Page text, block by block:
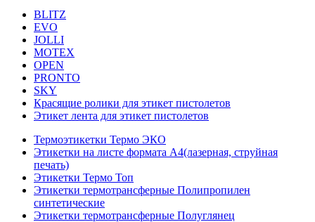
BLITZ
EVO
JOLLI
MOTEX
OPEN
PRONTO
SKY
Красящие ролики для этикет пистолетов
Этикет лента для этикет пистолетов
Термоэтикетки Термо ЭКО
Этикетки на листе формата А4(лазерная, струйная
печать)
Этикетки Термо Топ
Этикетки термотрансферные Полипропилен
синтетические
Этикетки термотрансферные Полуглянец